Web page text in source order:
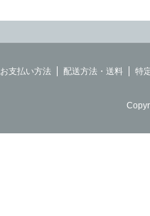
お支払い方法 配送方法・送料 特